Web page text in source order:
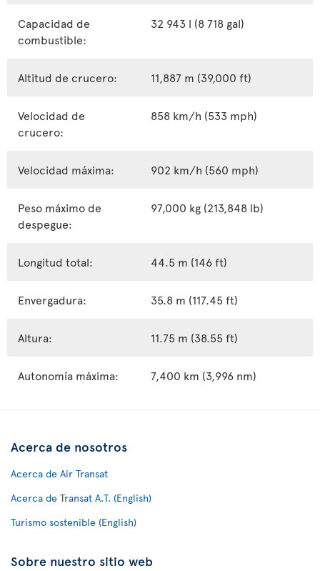
Capacidad de
combustible:
32 943 l (8 718 gal)
Altitud de crucero: 11,887 m (39,000 ft)
Velocidad de
crucero:
858 km/h (533 mph)
Velocidad máxima: 902 km/h (560 mph)
Peso máximo de
despegue:
97,000 kg (213,848 lb)
Longitud total: 44.5 m (146 ft)
Envergadura: 35.8 m (117.45 ft)
Altura: 11.75 m (38.55 ft)
Autonomía máxima: 7,400 km (3,996 nm)
Acerca de nosotros
Acerca de Air Transat
Acerca de Transat A.T. (English)
Turismo sostenible (English)
Sobre nuestro sitio web